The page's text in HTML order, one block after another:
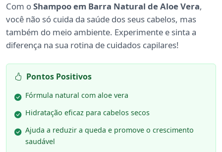
Com oShampoo em Barra Natural de Aloe Vera,
você não só cuida da saúde dos seus cabelos, mas
também do meio ambiente. Experimente e sinta a
diferença na sua rotina de cuidados capilares!
Pontos Positivos
Fórmula natural com aloe vera
Hidratação eficaz para cabelos secos
Ajuda a reduzir a queda e promove o crescimento
saudável